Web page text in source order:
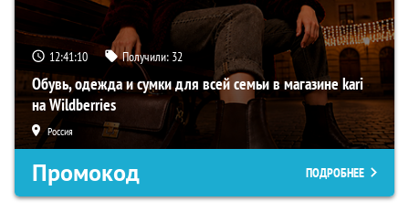
12:41:09 Получили: 32
Обувь, одежда и сумки для всей семьи в магазине kari
на Wildberries
Россия
Промокод ПОДРОБНЕЕ